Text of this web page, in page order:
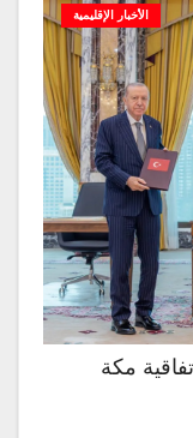
الأخبار الإقليمية
مكة